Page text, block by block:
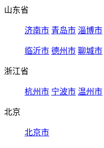
山东省
济南市 青岛市 淄博市
临沂市 德州市 聊城市
浙江省
杭州市 宁波市 温州市
北京
北京市